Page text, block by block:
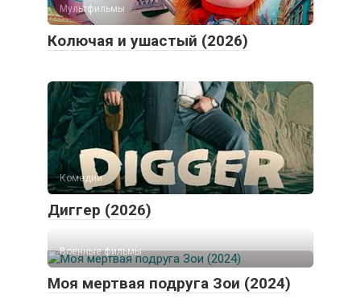
Мультфильмы
Колючая и ушастый (2026)
Комедии
Диггер (2026)
Военные фильмы
Моя мертвая подруга Зои (2024)